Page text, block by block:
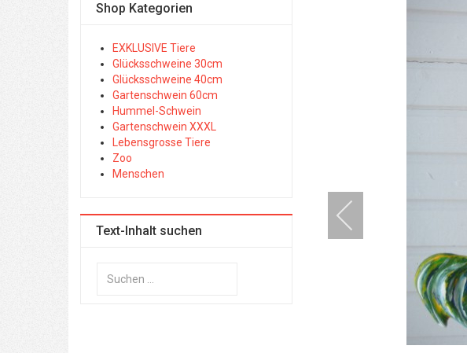
Shop Kategorien
EXKLUSIVE Tiere
Glücksschweine 30cm
Glücksschweine 40cm
Gartenschwein 60cm
Hummel-Schwein
Gartenschwein XXXL
Lebensgrosse Tiere
Zoo
Menschen
Text-Inhalt suchen